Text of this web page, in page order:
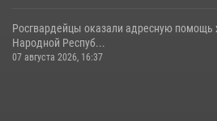
Росгвардейцы оказали адресную помощь
Народной Респуб...
07 августа 2026, 16:37